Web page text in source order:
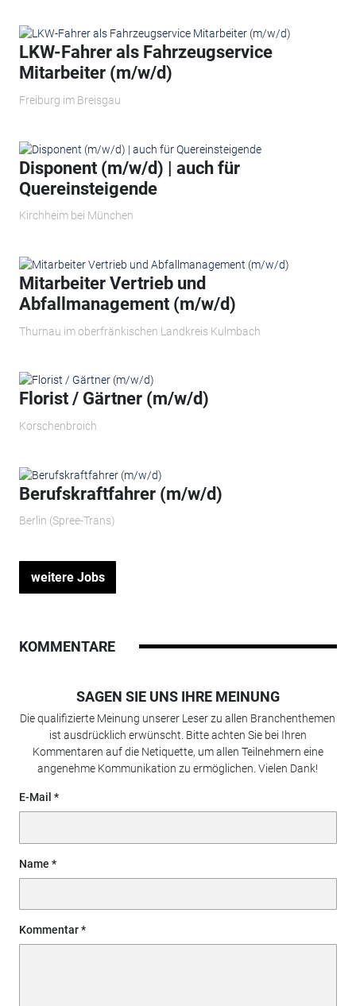
LKW-Fahrer als Fahrzeugservice
Mitarbeiter (m/w/d)
Freiburg im Breisgau
Disponent (m/w/d) | auch für
Quereinsteigende
Kirchheim bei München
Mitarbeiter Vertrieb und
Abfallmanagement (m/w/d)
Thurnau im oberfränkischen Landkreis Kulmbach
Florist / Gärtner (m/w/d)
Korschenbroich
Berufskraftfahrer (m/w/d)
Berlin (Spree-Trans)
weitere Jobs
KOMMENTARE
SAGEN SIE UNS IHRE MEINUNG
Die qualifizierte Meinung unserer Leser zu allen Branchenthemen
ist ausdrücklich erwünscht. Bitte achten Sie bei Ihren
Kommentaren auf die Netiquette, um allen Teilnehmern eine
angenehme Kommunikation zu ermöglichen. Vielen Dank!
E-Mail
Name
Kommentar